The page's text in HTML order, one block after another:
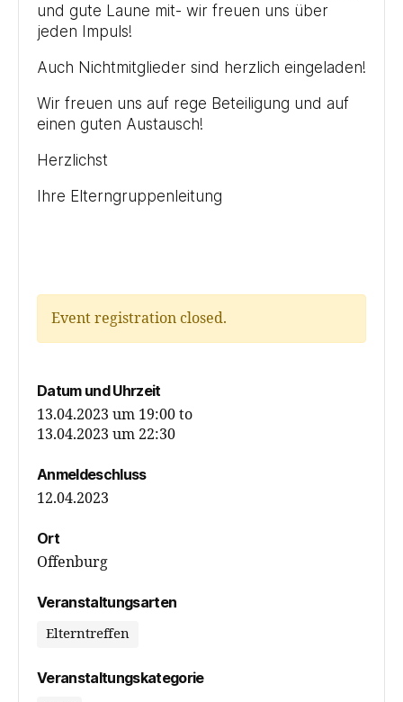
und gute Laune mit- wir freuen uns über
jeden Impuls!
Auch Nichtmitglieder sind herzlich eingeladen!
Wir freuen uns auf rege Beteiligung und auf
einen guten Austausch!
Herzlichst
Ihre Elterngruppenleitung
Event registration closed.
Datum und Uhrzeit
13.04.2023 um 19:00 to
13.04.2023 um 22:30
Anmeldeschluss
12.04.2023
Ort
Offenburg
Veranstaltungsarten
Elterntreffen
Veranstaltungskategorie